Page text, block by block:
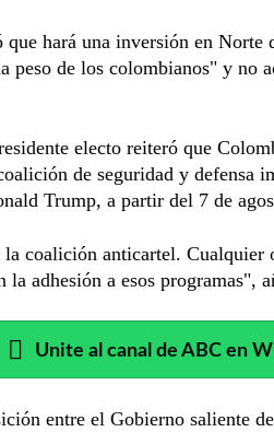
hará una inversión en Norte
peso de los colombianos" y no
electo reiteró que
de seguridad y defensa
Trump, a partir del 7 de
coalición anticartel. Cualquier
la adhesión a esos programas",
Unite al canal de ABC en
entre el Gobierno saliente